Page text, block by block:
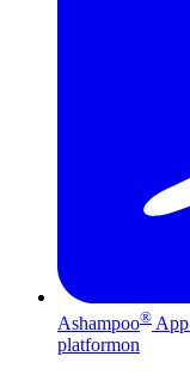
Ashampoo® App
platformon